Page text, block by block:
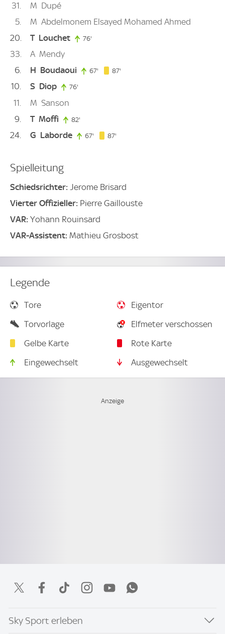
31 M Dupé
5
M Abdelmonem Elsayed Mohamed Ahmed
20
T Louchet 76'
33 A Mendy
6
H Boudaoui 67' 67. minute
87'
10 S Diop 76'
11 M Sanson
9
T Moffi 82'
24 G Laborde 67' 67. minute
87'
Spielleitung
Schiedsrichter: Jerome Brisard
Vierter Offizieller: Pierre Gaillouste
VAR: Yohann Rouinsard
VAR-Assistent: Mathieu Grosbost
Legende
Tore
Eigentor
Torvorlage
Elfmeter verschossen
Gelbe Karte
Rote Karte
Eingewechselt
Ausgewechselt
Sky Sport erleben